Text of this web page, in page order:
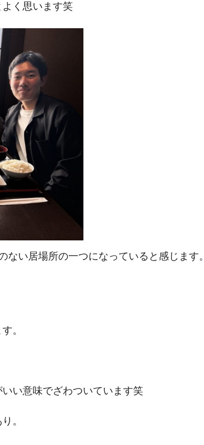
く思います笑
い居場所の一つになっていると感じます。
。
い意味でざわついています笑
。